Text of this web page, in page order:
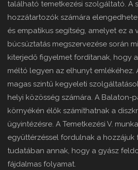
található temetkezési szolgáltató. A
hozzátartozók számára
és empatikus segítség, amelyet ez a
búcsúztatás megszervezése során
kiterjedő figyelmet fordítanak, hogy
méltó legyen az elhunyt
magas szintű kegyeleti
helyi közösség számára. A Balaton-
környékén élők számíthatnak a
ügyintézésre. A Temetkezési V.
együttérzéssel fordulnak a hozzájuk
tudatában annak, hogy a gyász
fájdalmas folyamat.